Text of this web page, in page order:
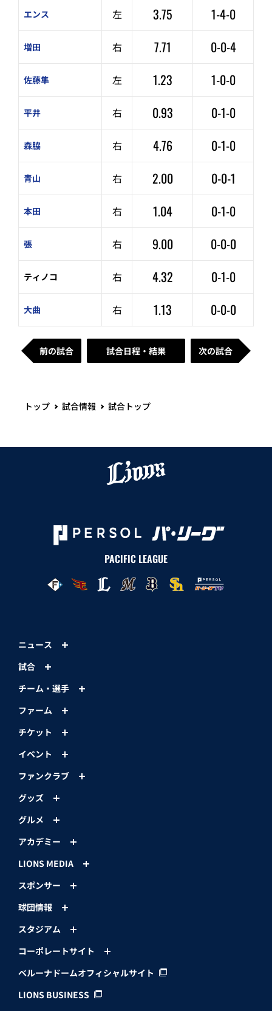
エンス 左 3.75 1-4-0
増田 右 7.71 0-0-4
佐藤隼 左 1.23 1-0-0
平井 右 0.93 0-1-0
森脇 右 4.76 0-1-0
青山 右 2.00 0-0-1
本田 右 1.04 0-1-0
張 右 9.00 0-0-0
ティノコ 右 4.32 0-1-0
大曲 右 1.13 0-0-0
前の試合 試合日程・結果 次の試合
トップ 試合情報 試合トップ
PACIFIC LEAGUE
ニュース
試合
チーム・選手
ファーム
チケット
イベント
ファンクラブ
グッズ
グルメ
アカデミー
LIONS MEDIA
スポンサー
球団情報
スタジアム
コーポレートサイト
ベルーナドームオフィシャルサイト
LIONS BUSINESS